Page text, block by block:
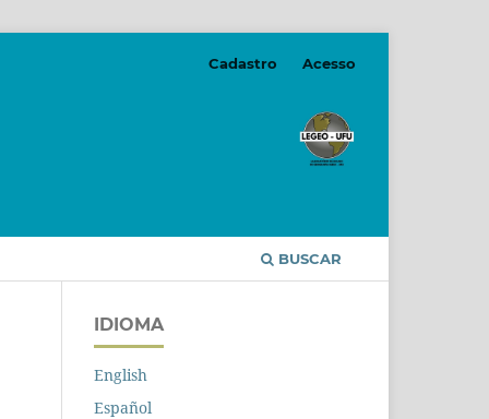
BUSCAR
Cadastro Acesso
IDIOMA
English
Español